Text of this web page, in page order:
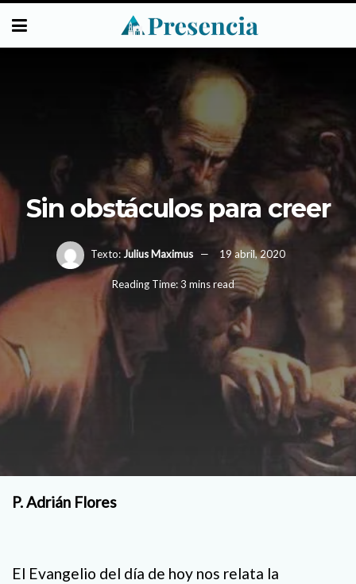
Sin obstáculos para creer
Texto:Julius Maximus 19 abril, 2020
Reading Time: 3 mins read
P. Adrián Flores
El Evangelio del día de hoy nos relata la